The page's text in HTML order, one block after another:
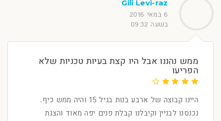
Gili Levi-raz
6 במאי 2016
בשעה 09:32
ממש נהננו אבל היו קצת בעיות טכניות שלא
הפריעו
היינו קבוצה של ארבע בנות בגיל 15 והיה ממש כיף.
נכנסנו לבניין וקיבלנו קבלת פנים יפה מאוד והצגת